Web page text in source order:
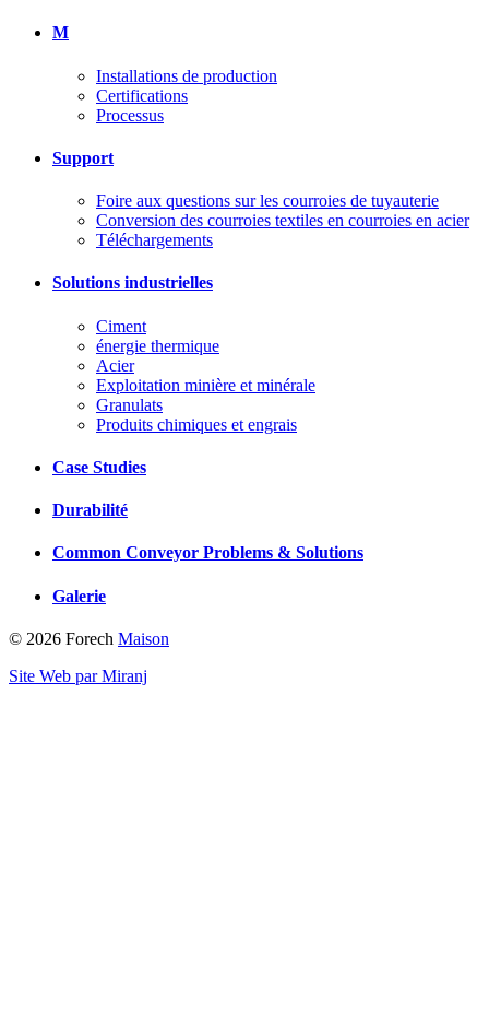
M
Installations de production
Certifications
Processus
Support
Foire aux questions sur les courroies de tuyauterie
Conversion des courroies textiles en courroies en acier
Téléchargements
Solutions industrielles
Ciment
énergie thermique
Acier
Exploitation minière et minérale
Granulats
Produits chimiques et engrais
Case Studies
Durabilité
Common Conveyor Problems & Solutions
Galerie
© 2026 Forech Maison
Site Web par Miranj